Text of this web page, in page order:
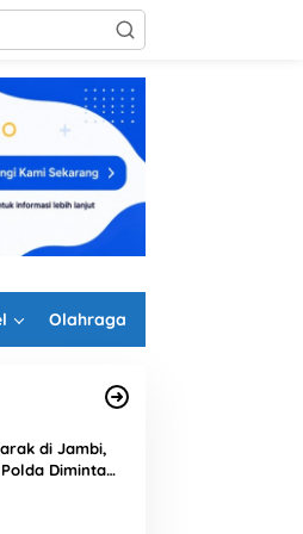
Olahraga
di Jambi,
Diminta